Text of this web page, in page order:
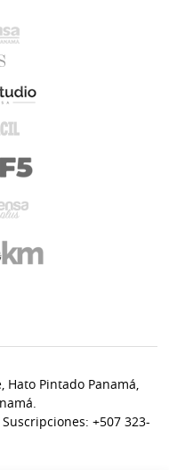
Hato Pintado Panamá,
+507 323-